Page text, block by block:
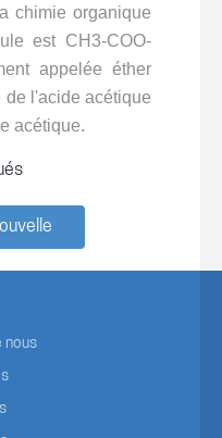
chimie organique
est CH3-COO-
appelée éther
de l'acide acétique
acétique.
nous